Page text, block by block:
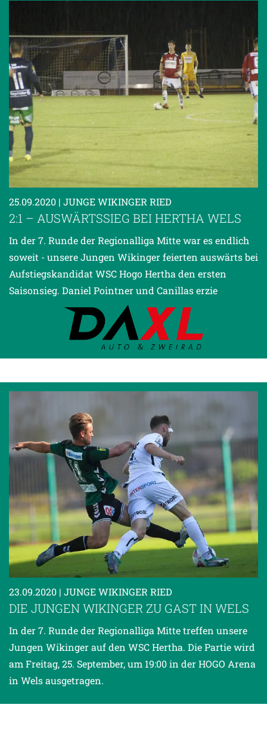
25.09.2020 | JUNGE WIKINGER RIED
2:1 – AUSWÄRTSSIEG BEI HERTHA WELS
In der 7. Runde der Regionalliga Mitte war es endlich
soweit - unsere Jungen Wikinger feierten auswärts bei
Aufstiegskandidat WSC Hogo Hertha den ersten
Saisonsieg. Daniel Pointner und Canillas erzie
23.09.2020 | JUNGE WIKINGER RIED
DIE JUNGEN WIKINGER ZU GAST IN WELS
In der 7. Runde der Regionalliga Mitte treffen unsere
Jungen Wikinger auf den WSC Hertha. Die Partie wird
am Freitag, 25. September, um 19:00 in der HOGO Arena
in Wels ausgetragen.